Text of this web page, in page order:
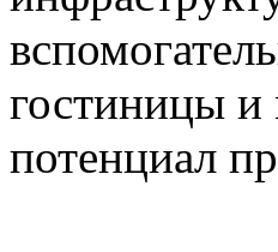
гостиницы и
потенциал